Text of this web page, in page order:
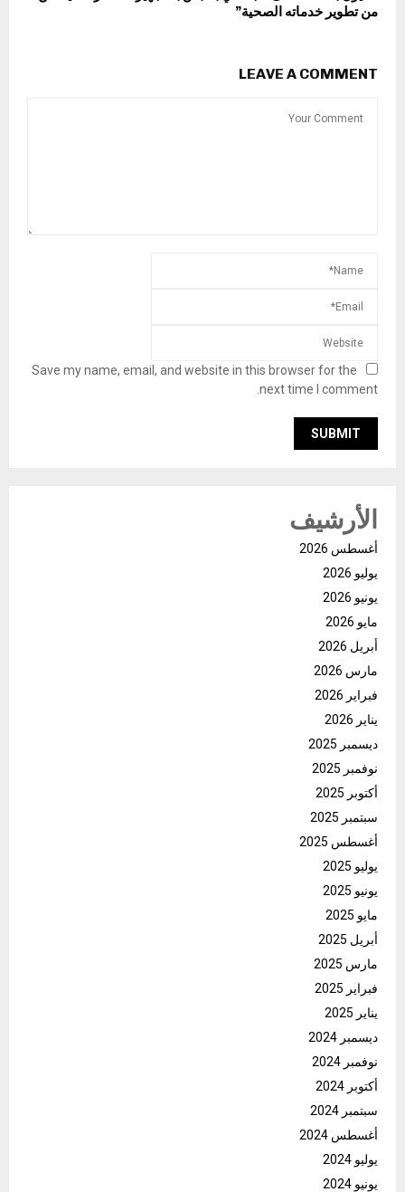
من تطوير خدماته الصحية”
LEAVE A COMMENT
Save my name, email, and website in this browser for the
next time I comment.
الأرشيف
أغسطس 2026
يوليو 2026
يونيو 2026
مايو 2026
أبريل 2026
مارس 2026
فبراير 2026
يناير 2026
ديسمبر 2025
نوفمبر 2025
أكتوبر 2025
سبتمبر 2025
أغسطس 2025
يوليو 2025
يونيو 2025
مايو 2025
أبريل 2025
مارس 2025
فبراير 2025
يناير 2025
ديسمبر 2024
نوفمبر 2024
أكتوبر 2024
سبتمبر 2024
أغسطس 2024
يوليو 2024
يونيو 2024